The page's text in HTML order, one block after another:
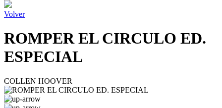
Volver
ROMPER EL CIRCULO ED.
ESPECIAL
COLLEN HOOVER